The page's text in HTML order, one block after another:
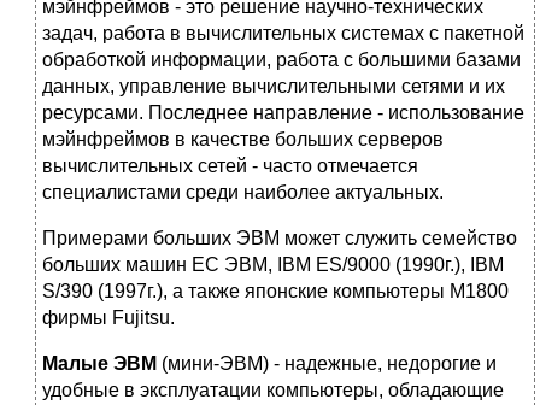
мэйнфреймов - это решение научно-технических
задач, работа в вычислительных системах с пакетной
обработкой информации, работа с большими базами
данных, управление вычислительными сетями и их
ресурсами. Последнее направление - использование
мэйнфреймов в качестве больших серверов
вычислительных сетей - часто отмечается
специалистами среди наиболее актуальных.
Примерами больших ЭВМ может служить семейство
больших машин ЕС ЭВМ, IBM ES/9000 (1990г.), IBM
S/390 (1997г.), а также японские компьютеры М1800
фирмы Fujitsu.
Малые ЭВМ (мини-ЭВМ) - надежные, недорогие и
удобные в эксплуатации компьютеры, обладающие